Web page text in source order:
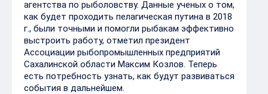
агентства по рыболовству. Данные ученых о том,
как будет проходить пелагическая путина в 2018
г., были точными и помогли рыбакам эффективно
выстроить работу, отметил президент
Ассоциации рыбопромышленных предприятий
Сахалинской области Максим Козлов. Теперь
есть потребность узнать, как будут развиваться
события в дальнейшем.